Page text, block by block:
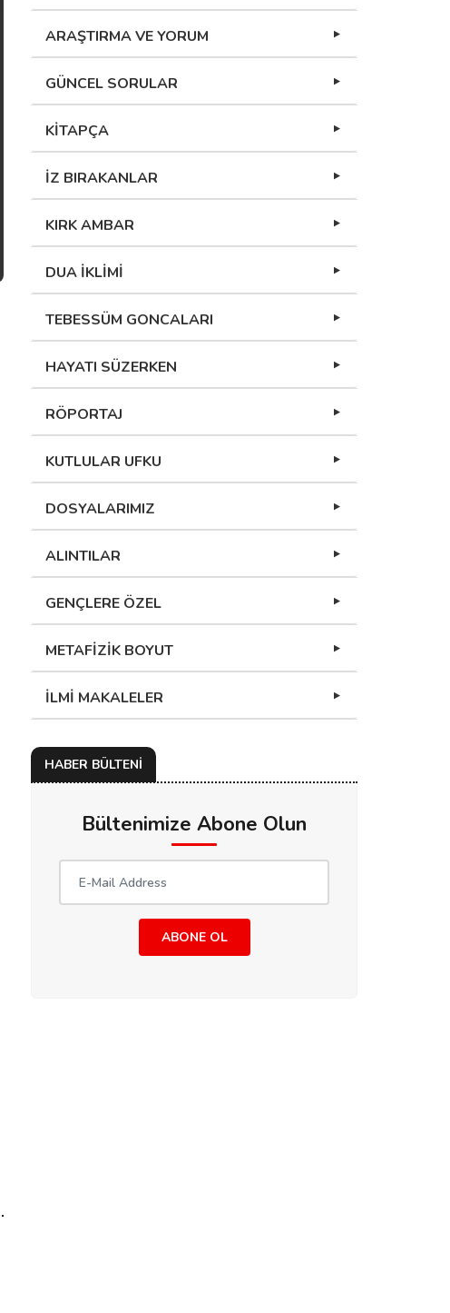
ARAŞTIRMA VE YORUM
GÜNCEL SORULAR
KİTAPÇA
İZ BIRAKANLAR
KIRK AMBAR
DUA İKLİMİ
TEBESSÜM GONCALARI
HAYATI SÜZERKEN
RÖPORTAJ
KUTLULAR UFKU
DOSYALARIMIZ
ALINTILAR
GENÇLERE ÖZEL
METAFİZİK BOYUT
İLMİ MAKALELER
HABER BÜLTENİ
Bültenimize Abone Olun
ABONE OL